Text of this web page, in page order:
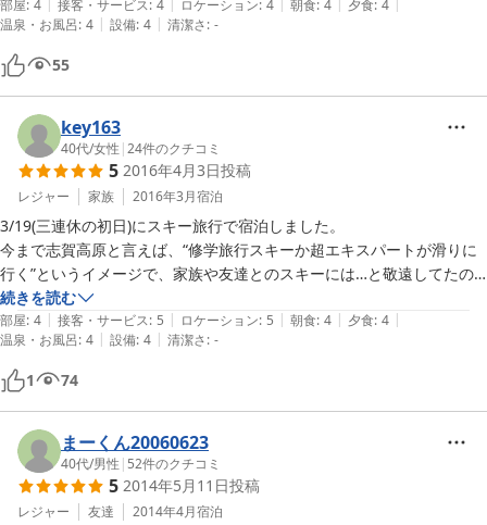
滑れて大好きなところです。ある時、鐘の鳴る丘レストランで休憩をし
た際、宿泊できることを知りました。次の年ホテルむつみに宿泊。団体
さんと一緒になり対応がイマイチだったので、次の年から色々な宿に泊
まってみました。今年、またむつみさんに予約して伺いましたが、また
しても団体バスと鉢合わせ。暴風雪の日でお昼前に到着しましたが、お
部屋に入ることができました。団体さんで受付が大変な中、対応は良か
ったです。夕方の忙しい時間帯も対応が良く、夕食の品数も多くゆった
りとできました。
また来年もお邪魔したいと思います。
一つお願いがあります。玄関を出ると「スキー場まで103歩」とありま
すが、何回挑戦しても足が短いのか、達成できません。出来れば「203
部屋: 4 接客・サービス: 4 ロケーション: 4 朝食: 4 夕食: 4
温泉・お風呂: 4 | 設備: 4 | 清潔さ: -
55
key163
40代/女性 |24件のクチコミ
5 2016年4月3日投稿
レジャー 家族 2016年3月宿泊
3/19(三連休の初日)にスキー旅行で宿泊しました。
今まで志賀高原と言えば、“修学旅行スキーか超エキスパートが滑りに
行く”というイメージで、家族や友達とのスキーには…と敬遠してたの
ですが、当初行く予定だったスキー場が雪不足で、たまたま空室がでた
こちらを直前に予約させていただきました。
長電のバス停もゲレンデも近く立地は完璧です。お部屋、共用スペース
共に清潔でした。食事は期待していなかったのですが、焼き物や煮物は
美味しかったです。揚げ物は冷めていたので(食事の量が多いので)なく
ても良いかな？
団体さんが多く食堂は満員でしたが騒がしすぎることもなく、お風呂や
ロッカーも混み合いませんでした。到着日は部屋があいてててゆっくり
着替えさせてもらえ、帰りもお風呂をいただけてありがたかったです。
初日にスキー場で迷子になりリフトが止まってしまう時間になり、なん
続きを読む
部屋: 4 | 接客・サービス: 5 | ロケーション: 5 | 朝食: 4 | 夕食: 4 |
温泉・お風呂: 4 | 設備: 4 | 清潔さ: -
1 74
まーくん20060623
40代/男性 | 52件のクチコミ
5 2014年5月11日投稿
レジャー 友達 2014年4月宿泊